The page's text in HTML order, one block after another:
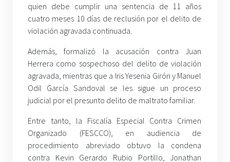
quien debe cumplir una sentencia de 11 años
cuatro meses 10 días de reclusión por el delito de
violación agravada continuada.
Además, formalizó la acusación contra Juan
Herrera como sospechoso del delito de violación
agravada, mientras que a Iris Yesenia Girón y Manuel
Odil García Sandoval se les sigue un proceso
judicial por el presunto delito de maltrato familiar.
Entre tanto, la Fiscalía Especial Contra Crimen
Organizado (FESCCO), en audiencia de
procedimiento abreviado obtuvo la condena
contra Kevin Gerardo Rubio Portillo, Jonathan